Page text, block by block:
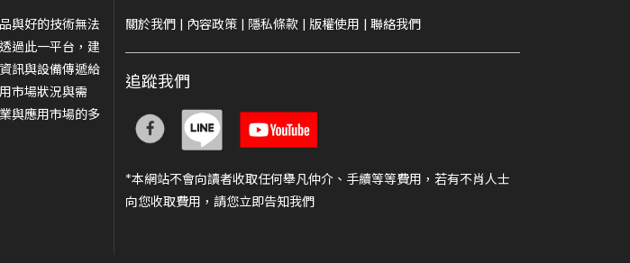
與好的技術無法
過此一平台，建
訊與設備傳遞給
市場狀況與需
與應用市場的多
關於我們 | 內容政策 | 隱私條款 | 版權使用 | 聯絡我們
追蹤我們
*本網站不會向讀者收取任何舉凡仲介、手續等等費用，若有不肖人士
向您收取費用，請您立即告知我們